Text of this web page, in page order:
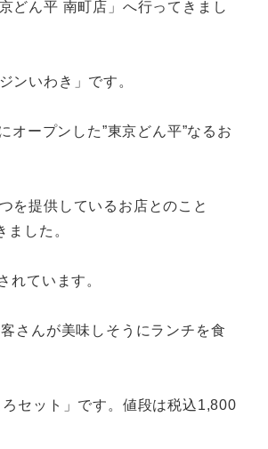
どん平 南町店」へ行ってきまし
ンいわき」です。
ープンした”東京どん平”なるお
を提供しているお店とのこと
ました。
れています。
さんが美味しそうにランチを食
セット」です。値段は税込1,800